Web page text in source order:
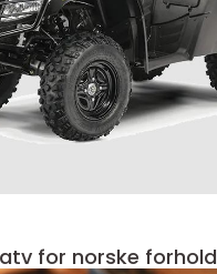
for norske forhold